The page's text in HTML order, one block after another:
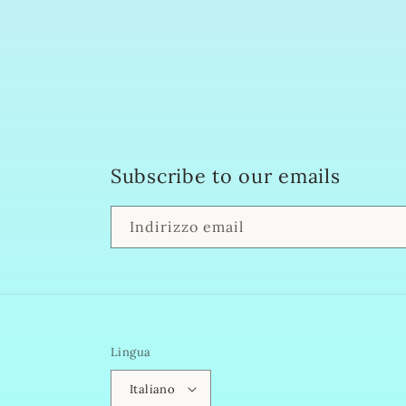
Subscribe to our emails
Indirizzo email
Lingua
Italiano